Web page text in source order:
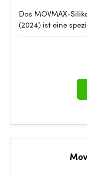
Das MOVMAX-
(2024) ist eine